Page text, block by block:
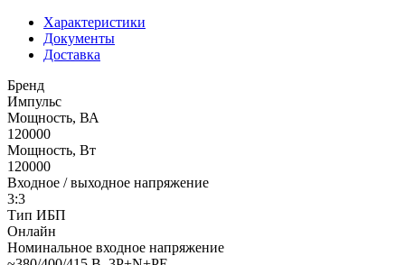
Характеристики
Документы
Доставка
Бренд
Импульс
Мощность, ВА
120000
Мощность, Вт
120000
Входное / выходное напряжение
3:3
Тип ИБП
Онлайн
Номинальное входное напряжение